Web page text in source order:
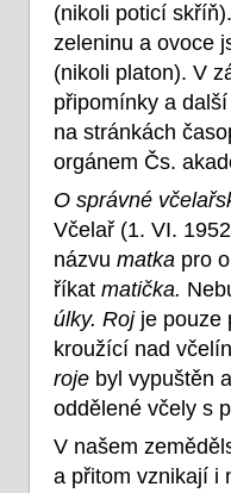
(nikoli poticí
zeleninu a ovoce
(nikoli platon). V
připomínky a
na stránkách
orgánem Čs.
O správné
Včelař (1. VI.
názvu matka pro
říkat matička.
úlky. Roj je pouze
kroužící nad
roje byl vypuštěn
oddělené včely s
V našem
a přitom vznikají i